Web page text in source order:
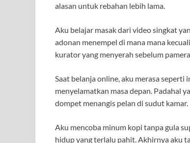
alasan untuk rebahan lebih lama.
Aku belajar masak dari video singkat
adonan menempel di mana mana
kurator yang menyerah sebelum
Saat belanja online, aku merasa
menyelamatkan masa depan. Padahal
dompet menangis pelan di sudut kamar.
Aku mencoba minum kopi tanpa gula
hidup yang terlalu pahit. Akhirnya aku